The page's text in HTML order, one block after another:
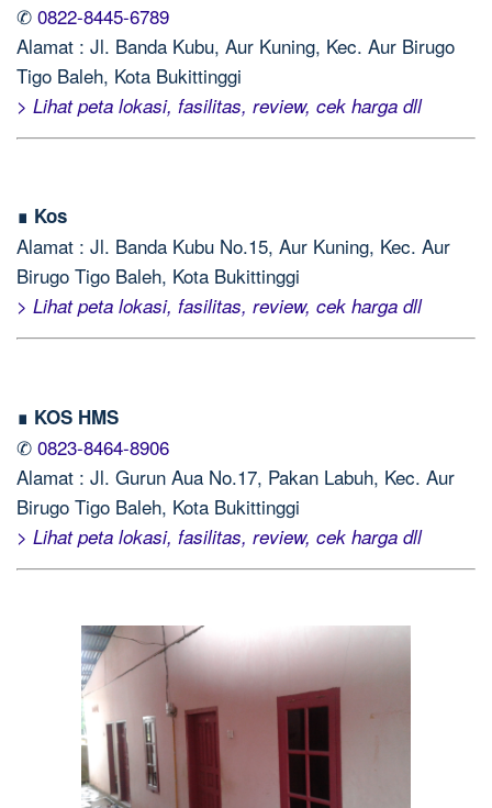
✆ 0822-8445-6789
Alamat : Jl. Banda Kubu, Aur Kuning, Kec. Aur Birugo
Tigo Baleh, Kota Bukittinggi
> Lihat peta lokasi, fasilitas, review, cek harga dll
∎ Kos
Alamat : Jl. Banda Kubu No.15, Aur Kuning, Kec. Aur
Birugo Tigo Baleh, Kota Bukittinggi
> Lihat peta lokasi, fasilitas, review, cek harga dll
∎ KOS HMS
✆ 0823-8464-8906
Alamat : Jl. Gurun Aua No.17, Pakan Labuh, Kec. Aur
Birugo Tigo Baleh, Kota Bukittinggi
> Lihat peta lokasi, fasilitas, review, cek harga dll